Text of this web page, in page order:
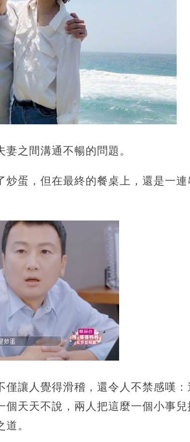
之間溝通不暢的問題。
蛋，但在最終的餐桌上，還是一連
僅讓人覺得滑稽，還令人不禁感嘆
個天天不說，兩人把這麼一個小事
。